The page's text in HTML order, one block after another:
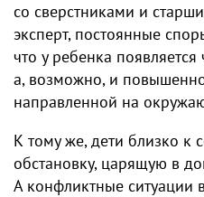
со сверстниками и
эксперт, постоянные
что у ребенка появляется
а, возможно, и
направленной на
К тому же, дети близко к
обстановку, царящую в
А конфликтные ситуации